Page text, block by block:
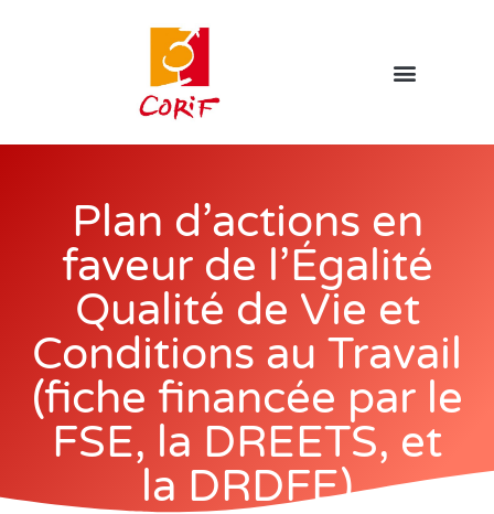
Plan d’actions en
faveur de l’Égalité
Qualité de Vie et
Conditions au Travail
(fiche financée par le
FSE, la DREETS, et
la DRDFE)